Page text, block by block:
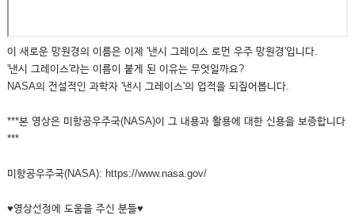
이 새로운 망원경의 이름은 이제 '낸시 그레이스 로먼 우주 망원경'입니다.
'낸시 그레이스'라는 이름이 붙게 된 이유는 무엇일까요?
NASA의 전설적인 과학자 '낸시 그레이스'의 업적을 되짚어봅니다.
***본 영상은 미항공우주국(NASA)이 그 내용과 활용에 대한 신용을 보증합니다
***
미항공우주국(NASA): https://www.nasa.gov/
♥영상선정에 도움을 주신 분들♥